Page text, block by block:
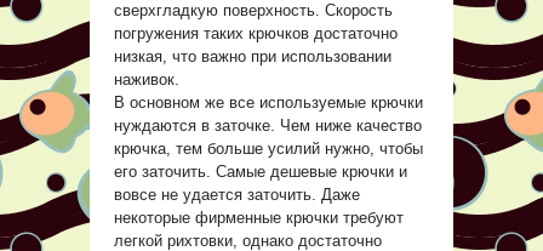
сверхгладкую поверхность. Скорость
погружения таких крючков достаточно
низкая, что важно при использовании
наживок.
В основном же все используемые крючки
нуждаются в заточке. Чем ниже качество
крючка, тем больше усилий нужно, чтобы
его заточить. Самые дешевые крючки и
вовсе не удается заточить. Даже
некоторые фирменные крючки требуют
легкой рихтовки, однако достаточно